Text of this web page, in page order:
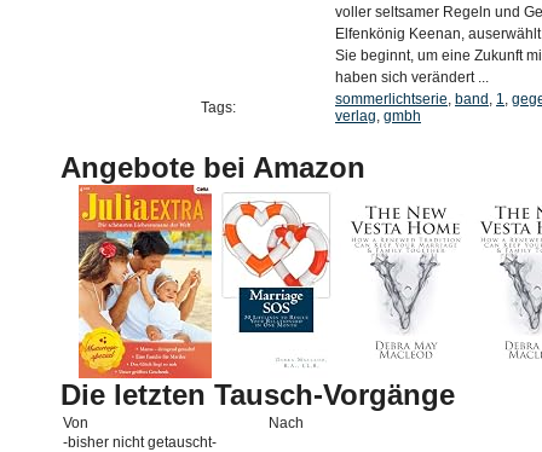
voller seltsamer Regeln und
Elfenkönig Keenan,
Sie beginnt, um eine Zukunft
haben sich verändert ...
Tags:
sommerlichtserie, band , 1,
verlag, gmbh
Angebote bei Amazon
Die letzten Tausch-Vorgänge
Von
Nach
-bisher nicht getauscht-